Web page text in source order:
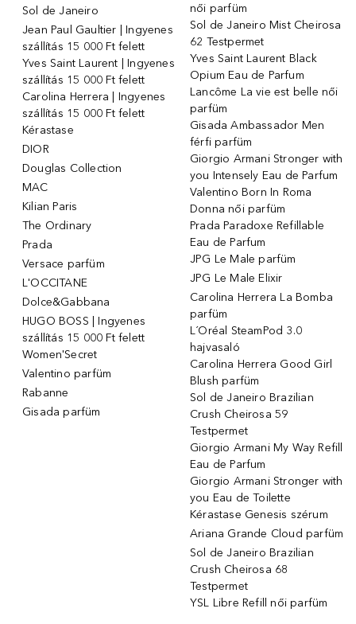
Sol de Janeiro
Jean Paul Gaultier | Ingyenes
szállítás 15 000 Ft felett
Yves Saint Laurent | Ingyenes
szállítás 15 000 Ft felett
Carolina Herrera | Ingyenes
szállítás 15 000 Ft felett
Kérastase
DIOR
Douglas Collection
MAC
Kilian Paris
The Ordinary
Prada
Versace parfüm
L'OCCITANE
Dolce&Gabbana
HUGO BOSS | Ingyenes
szállítás 15 000 Ft felett
Women'Secret
Valentino parfüm
Rabanne
Gisada parfüm
női parfüm
Sol de Janeiro Mist Cheirosa
62 Testpermet
Yves Saint Laurent Black
Opium Eau de Parfum
Lancôme La vie est belle női
parfüm
Gisada Ambassador Men
férfi parfüm
Giorgio Armani Stronger with
you Intensely Eau de Parfum
Valentino Born In Roma
Donna női parfüm
Prada Paradoxe Refillable
Eau de Parfum
JPG Le Male parfüm
JPG Le Male Elixir
Carolina Herrera La Bomba
parfüm
L´Oréal SteamPod 3.0
hajvasaló
Carolina Herrera Good Girl
Blush parfüm
Sol de Janeiro Brazilian
Crush Cheirosa 59
Testpermet
Giorgio Armani My Way Refill
Eau de Parfum
Giorgio Armani Stronger with
you Eau de Toilette
Kérastase Genesis szérum
Ariana Grande Cloud parfüm
Sol de Janeiro Brazilian
Crush Cheirosa 68
Testpermet
YSL Libre Refill női parfüm